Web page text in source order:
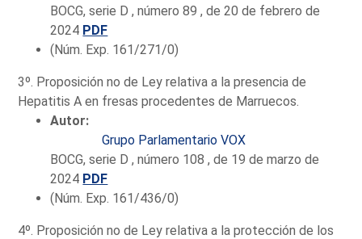
BOCG, serie D , número 89 , de 20 de febrero de
2024 PDF
(Núm. Exp. 161/271/0)
3º. Proposición no de Ley relativa a la presencia de
Hepatitis A en fresas procedentes de Marruecos.
Autor:
Grupo Parlamentario VOX
BOCG, serie D , número 108 , de 19 de marzo de
2024 PDF
(Núm. Exp. 161/436/0)
4º. Proposición no de Ley relativa a la protección de los